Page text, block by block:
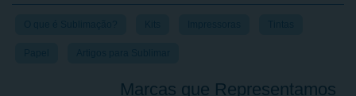
Marcas que Representamos